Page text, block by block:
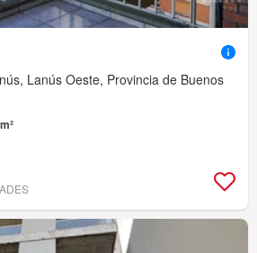
Lanús Oeste, Provincia de Buenos